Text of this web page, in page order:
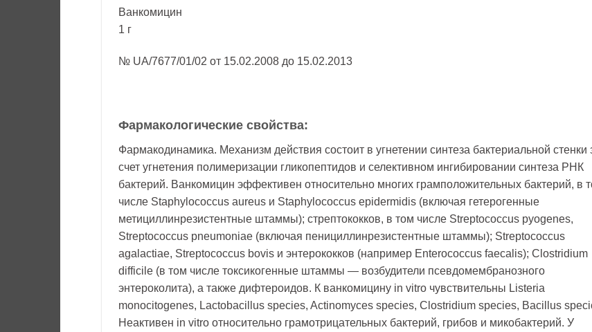
Ванкомицин
1 г
№ UA/7677/01/02 от 15.02.2008 до 15.02.2013
Фармакологические свойства:
Фармакодинамика. Механизм действия состоит в угнетении синтеза бактериальной стенки
счет угнетения полимеризации гликопептидов и селективном ингибировании синтеза РНК
бактерий. Ванкомицин эффективен относительно многих грамположительных бактерий, в
числе Stаphylococcus aureus и Stаphylococcus epidermidis (включая гетерогенные
метициллинрезистентные штаммы); стрептококков, в том числе Streptococcus pyogenes,
Streptococcus pneumoniae (включая пенициллинрезистентные штаммы); Streptococcus
agalactiae, Streptococcus bovis и энтерококков (например Еntеrococcus faecalis); Clostridium
difficile (в том числе токсикогенные штаммы — возбудители псевдомембранозного
энтероколита), а также дифтероидов. К ванкомицину in vitro чувствительны Listeria
mоnocitogenes, Lactobacillus species, Actinomyces species, Clostridium species, Bacillus
Неактивен in vitro относительно грамотрицательных бактерий, грибов и микобактерий. У